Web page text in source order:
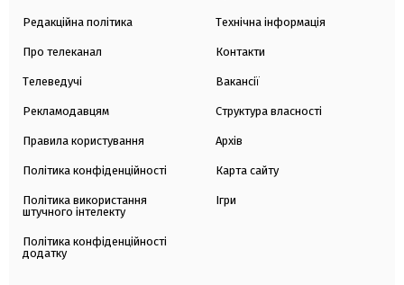
Редакційна політика
Про телеканал
Телеведучі
Рекламодавцям
Правила користування
Політика конфіденційності
Політика використання
штучного інтелекту
Політика конфіденційності
додатку
Технічна інформація
Контакти
Вакансії
Структура власності
Архів
Карта сайту
Ігри